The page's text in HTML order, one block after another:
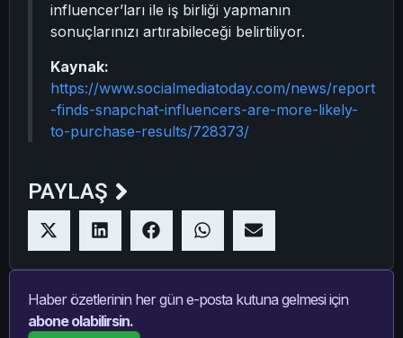
influencer’ları ile iş birliği yapmanın
sonuçlarınızı artırabileceği belirtiliyor.
Kaynak:
https://www.socialmediatoday.com/news/report
-finds-snapchat-influencers-are-more-likely-
to-purchase-results/728373/
PAYLAŞ
Haber özetlerinin her gün e-posta kutuna gelmesi için
abone olabilirsin.